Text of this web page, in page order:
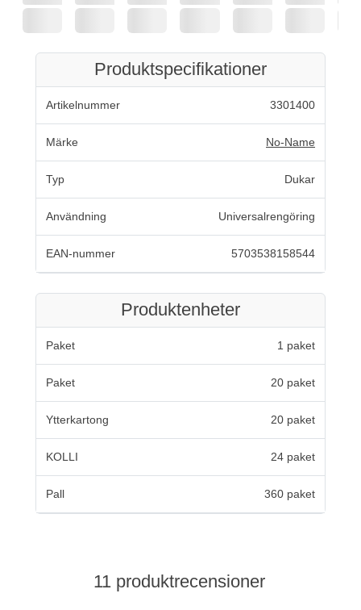
Produktspecifikationer
Artikelnummer 3301400
Märke No-Name
Typ Dukar
Användning Universalrengöring
EAN-nummer 5703538158544
Produktenheter
Paket 1 paket
Paket 20 paket
Ytterkartong 20 paket
KOLLI 24 paket
Pall 360 paket
11 produktrecensioner